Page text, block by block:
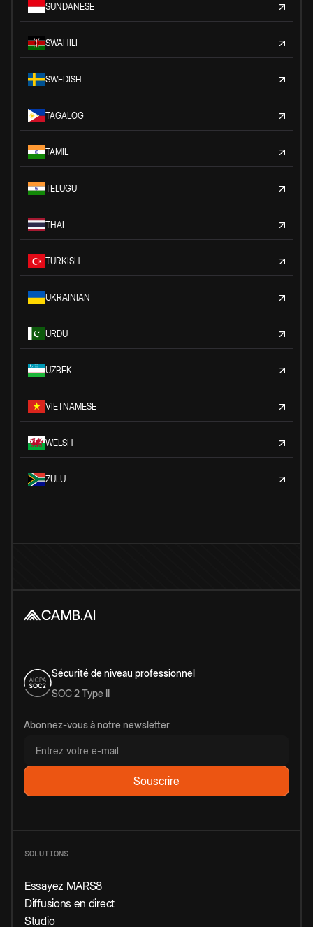
SUNDANESE
SWAHILI
SWEDISH
TAGALOG
TAMIL
TELUGU
THAI
TURKISH
UKRAINIAN
URDU
UZBEK
VIETNAMESE
WELSH
ZULU
Sécurité de niveau professionnel
SOC 2 Type II
Abonnez-vous à notre newsletter
SOLUTIONS
Essayez MARS8
Diffusions en direct
Studio